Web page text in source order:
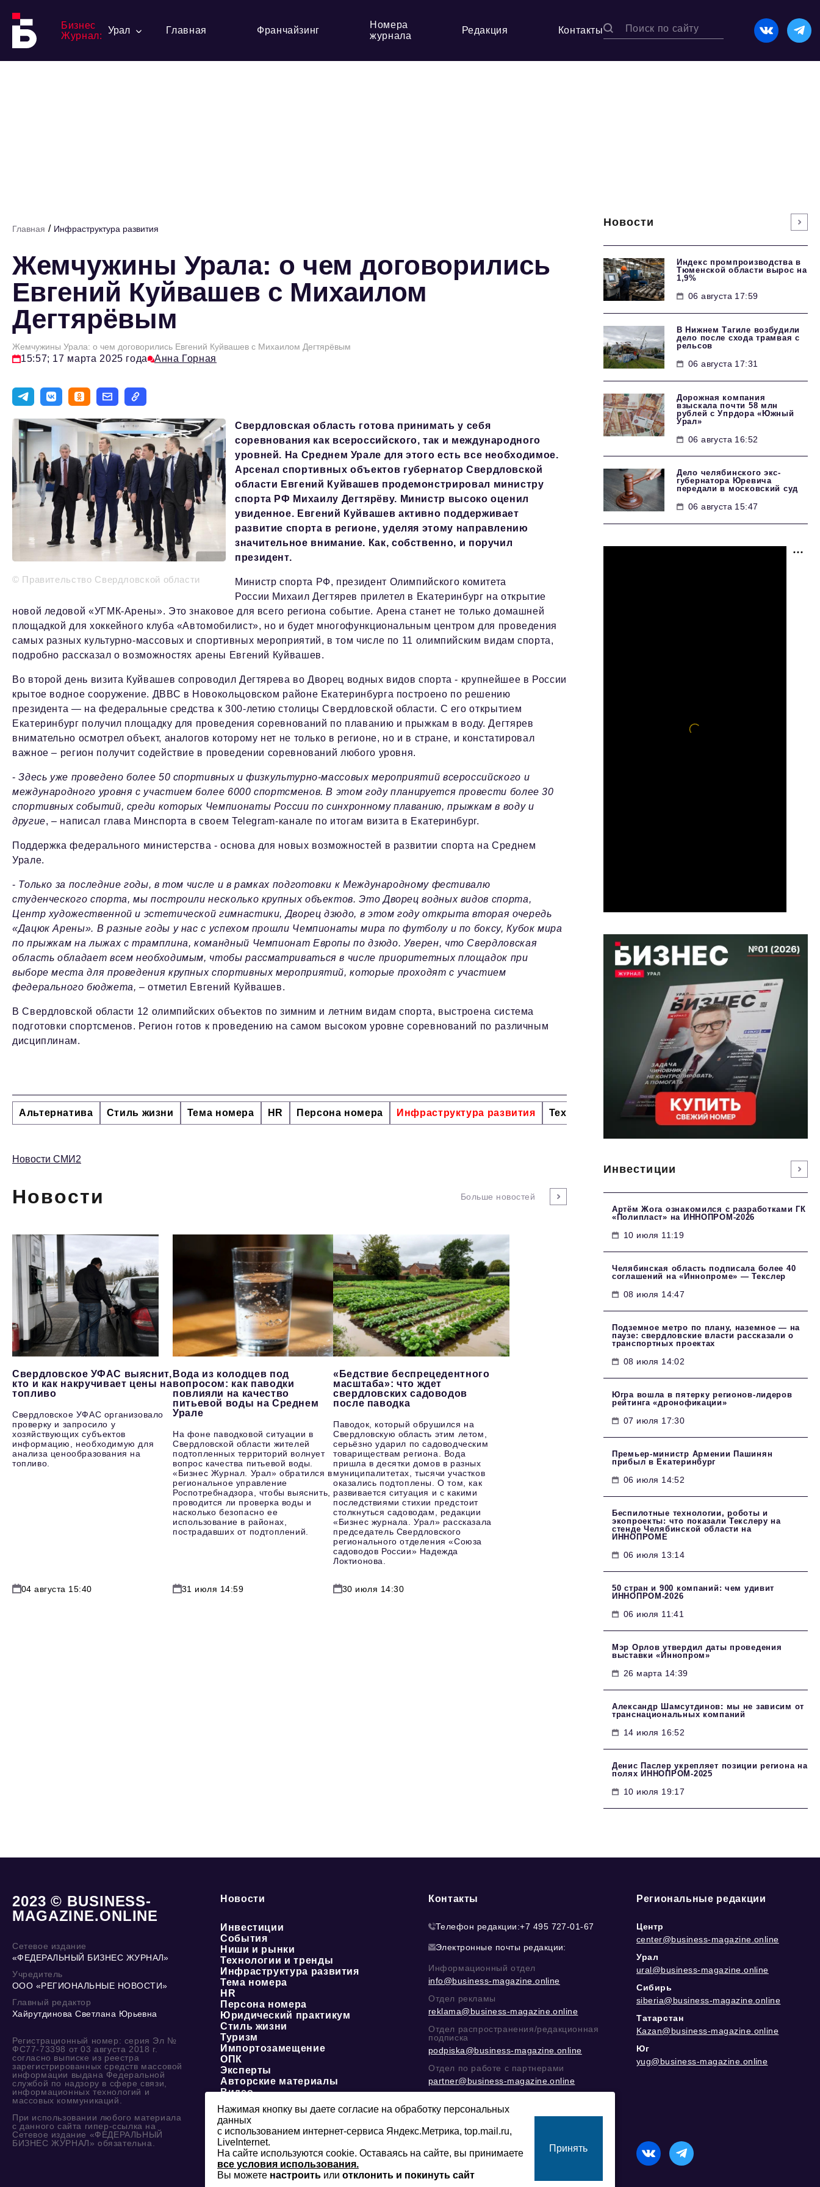
Бизнес
Журнал:
Урал Главная Франчайзинг
Номера
журнала
Редакция Контакты
Главная / Инфраструктура развития
Жемчужины Урала: о чем договорились
Евгений Куйвашев с Михаилом
Дегтярёвым
Жемчужины Урала: о чем договорились Евгений Куйвашев с Михаилом Дегтярёвым
15:57; 17 марта 2025 года Анна Горная
© Правительство Свердловской области
Свердловская область готова принимать у себя
соревнования как всероссийского, так и международного
уровней. На Среднем Урале для этого есть все необходимое.
Арсенал спортивных объектов губернатор Свердловской
области Евгений Куйвашев продемонстрировал министру
спорта РФ Михаилу Дегтярёву. Министр высоко оценил
увиденное. Евгений Куйвашев активно поддерживает
развитие спорта в регионе, уделяя этому направлению
значительное внимание. Как, собственно, и поручил
президент.
Министр спорта РФ, президент Олимпийского комитета
России Михаил Дегтярев прилетел в Екатеринбург на открытие
новой ледовой «УГМК-Арены». Это знаковое для всего региона событие. Арена станет не только домашней
площадкой для хоккейного клуба «Автомобилист», но и будет многофункциональным центром для проведения
самых разных культурно-массовых и спортивных мероприятий, в том числе по 11 олимпийским видам спорта,
подробно рассказал о возможностях арены Евгений Куйвашев.
Во второй день визита Куйвашев сопроводил Дегтярева во Дворец водных видов спорта - крупнейшее в России
крытое водное сооружение. ДВВС в Новокольцовском районе Екатеринбурга построено по решению
президента — на федеральные средства к 300-летию столицы Свердловской области. С его открытием
Екатеринбург получил площадку для проведения соревнований по плаванию и прыжкам в воду. Дегтярев
внимательно осмотрел объект, аналогов которому нет не только в регионе, но и в стране, и констатировал
важное – регион получит содействие в проведении соревнований любого уровня.
- Здесь уже проведено более 50 спортивных и физкультурно-массовых мероприятий всероссийского и
международного уровня с участием более 6000 спортсменов. В этом году планируется провести более 30
спортивных событий, среди которых Чемпионаты России по синхронному плаванию, прыжкам в воду и
другие, – написал глава Минспорта в своем Telegram-канале по итогам визита в Екатеринбург.
Поддержка федерального министерства - основа для новых возможностей в развитии спорта на Среднем
Урале.
- Только за последние годы, в том числе и в рамках подготовки к Международному фестивалю
студенческого спорта, мы построили несколько крупных объектов. Это Дворец водных видов спорта,
Центр художественной и эстетической гимнастики, Дворец дзюдо, в этом году открыта вторая очередь
«Дацюк Арены». В разные годы у нас с успехом прошли Чемпионаты мира по футболу и по боксу, Кубок мира
по прыжкам на лыжах с трамплина, командный Чемпионат Европы по дзюдо. Уверен, что Свердловская
область обладает всем необходимым, чтобы рассматриваться в числе приоритетных площадок при
выборе места для проведения крупных спортивных мероприятий, которые проходят с участием
федерального бюджета, – отметил Евгений Куйвашев.
В Свердловской области 12 олимпийских объектов по зимним и летним видам спорта, выстроена система
подготовки спортсменов. Регион готов к проведению на самом высоком уровне соревнований по различным
дисциплинам.
Альтернатива Стиль жизни Тема номера HR Персона номера Инфраструктура развития Технологии и тренды Ниши и рынки
Новости СМИ2
Новости Больше новостей
Свердловское УФАС выяснит,
кто и как накручивает цены на
топливо
Свердловское УФАС организовало
проверку и запросило у
хозяйствующих субъектов
информацию, необходимую для
анализа ценообразования на
топливо.
04 августа 15:40
Вода из колодцев под
вопросом: как паводки
повлияли на качество
питьевой воды на Среднем
Урале
На фоне паводковой ситуации в
Свердловской области жителей
подтопленных территорий волнует
вопрос качества питьевой воды.
«Бизнес Журнал. Урал» обратился в
региональное управление
Роспотребнадзора, чтобы выяснить,
проводится ли проверка воды и
насколько безопасно ее
использование в районах,
пострадавших от подтоплений.
31 июля 14:59
«Бедствие беспрецедентного
масштаба»: что ждет
свердловских садоводов
после паводка
Паводок, который обрушился на
Свердловскую область этим летом,
серьёзно ударил по садоводческим
товариществам региона. Вода
пришла в десятки домов в разных
муниципалитетах, тысячи участков
оказались подтоплены. О том, как
развивается ситуация и с какими
последствиями стихии предстоит
столкнуться садоводам, редакции
«Бизнес журнала. Урал» рассказала
председатель Свердловского
регионального отделения «Союза
садоводов России» Надежда
Локтионова.
30 июля 14:30
Новости
Индекс промпроизводства в
Тюменской области вырос на
1,9%
06 августа 17:59
В Нижнем Тагиле возбудили
дело после схода трамвая с
рельсов
06 августа 17:31
Дорожная компания
взыскала почти 58 млн
рублей с Упрдора «Южный
Урал»
06 августа 16:52
Дело челябинского экс-
губернатора Юревича
передали в московский суд
06 августа 15:47
Инвестиции
Артём Жога ознакомился с разработками ГК
«Полипласт» на ИННОПРОМ-2026
10 июля 11:19
Челябинская область подписала более 40
соглашений на «Иннопроме» — Текслер
08 июля 14:47
Подземное метро по плану, наземное — на
паузе: свердловские власти рассказали о
транспортных проектах
08 июля 14:02
Югра вошла в пятерку регионов-лидеров
рейтинга «дронофикации»
07 июля 17:30
Премьер-министр Армении Пашинян
прибыл в Екатеринбург
06 июля 14:52
Беспилотные технологии, роботы и
экопроекты: что показали Текслеру на
стенде Челябинской области на
ИННОПРОМЕ
06 июля 13:14
50 стран и 900 компаний: чем удивит
ИННОПРОМ‑2026
06 июля 11:41
Мэр Орлов утвердил даты проведения
выставки «Иннопром»
26 марта 14:39
Александр Шамсутдинов: мы не зависим от
транснациональных компаний
14 июля 16:52
Денис Паслер укрепляет позиции региона на
полях ИННОПРОМ-2025
10 июля 19:17
2023 © BUSINESS-
MAGAZINE.ONLINE
Сетевое издание
«ФЕДЕРАЛЬНЫЙ БИЗНЕС ЖУРНАЛ»
Учредитель
ООО «РЕГИОНАЛЬНЫЕ НОВОСТИ»
Главный редактор
Хайрутдинова Светлана Юрьевна
Регистрационный номер: серия Эл №
ФС77-73398 от 03 августа 2018 г.
согласно выписке из реестра
зарегистрированных средств массовой
информации выдана Федеральной
службой по надзору в сфере связи,
информационных технологий и
массовых коммуникаций.
При использовании любого материала
с данного сайта гипер-ссылка на
Сетевое издание «ФЕДЕРАЛЬНЫЙ
БИЗНЕС ЖУРНАЛ» обязательна.
Новости
Инвестиции
События
Ниши и рынки
Технологии и тренды
Инфраструктура развития
Тема номера
HR
Персона номера
Юридический практикум
Стиль жизни
Туризм
Импортозамещение
ОПК
Эксперты
Авторские материалы
Видео
Контакты
Телефон редакции:+7 495 727-01-67
Электронные почты редакции:
Информационный отдел
info@business-magazine.online
Отдел рекламы
reklama@business-magazine.online
Отдел распространения/редакционная
подписка
podpiska@business-magazine.online
Отдел по работе с партнерами
partner@business-magazine.online
@mazovилиMAX
16+
Сайт может содержать контент, не предназначенный для лиц
младше 16-ти лет.
Региональные редакции
Центр
center@business-magazine.online
Урал
ural@business-magazine.online
Сибирь
siberia@business-magazine.online
Татарстан
Kazan@business-magazine.online
Юг
yug@business-magazine.online
Нажимая кнопку вы даете согласие на обработку персональных
данных
с использованием интернет-сервиса Яндекс.Метрика, top.mail.ru,
LiveInternet.
На сайте используются cookie. Оставаясь на сайте, вы принимаете
все условия использования.
Вы можете настроить или отклонить и покинуть сайт
Принять